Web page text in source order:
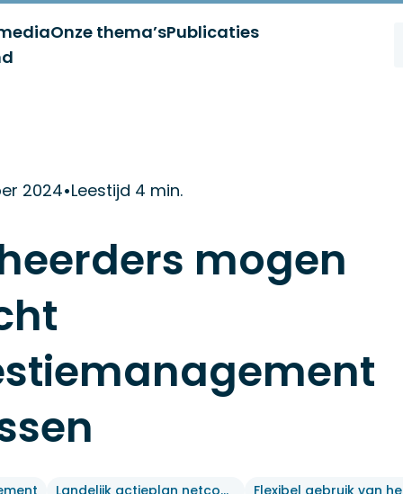
Onze thema’sPublicaties
2024•Leestijd 4 min.
mogen
Landelijk actieplan netcongestie